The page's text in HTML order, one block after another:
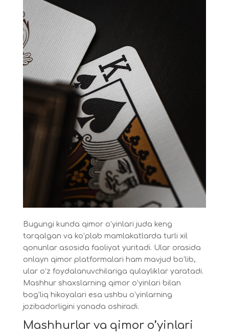
Bugungi kunda qimor o’yinlari juda keng
tarqalgan va ko’plab mamlakatlarda turli xil
qonunlar asosida faoliyat yuritadi. Ular orasida
onlayn qimor platformalari ham mavjud bo’lib,
ular o’z foydalanuvchilariga qulayliklar yaratadi.
Mashhur shaxslarning qimor o’yinlari bilan
bog’liq hikoyalari esa ushbu o’yinlarning
jozibadorligini yanada oshiradi.
Mashhurlar va qimor o’yinlari